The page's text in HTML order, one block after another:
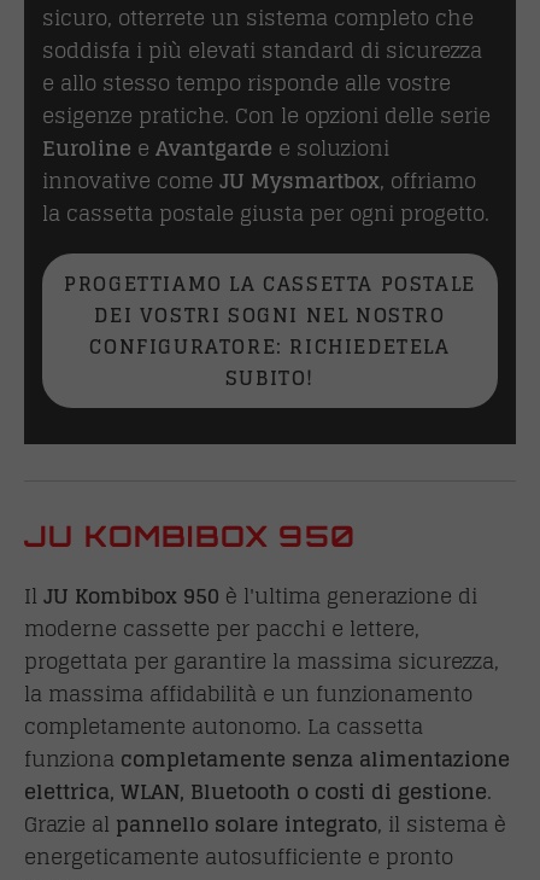
sicuro, otterrete un sistema completo che
soddisfa i più elevati standard di sicurezza
e allo stesso tempo risponde alle vostre
esigenze pratiche. Con le opzioni delle serie
Euroline eAvantgarde e soluzioni
innovative comeJU Mysmartbox, offriamo
la cassetta postale giusta per ogni progetto.
PROGETTIAMO LA CASSETTA POSTALE
DEI VOSTRI SOGNI NEL NOSTRO
CONFIGURATORE: RICHIEDETELA
SUBITO!
JU KOMBIBOX 950
IlJU Kombibox 950 è l'ultima generazione di
moderne cassette per pacchi e lettere,
progettata per garantire la massima sicurezza,
la massima affidabilità e un funzionamento
completamente autonomo. La cassetta
funzionacompletamente senza alimentazione
elettrica, WLAN, Bluetooth o costi di gestione.
Grazie al pannello solare integrato, il sistema è
energeticamente autosufficiente e pronto